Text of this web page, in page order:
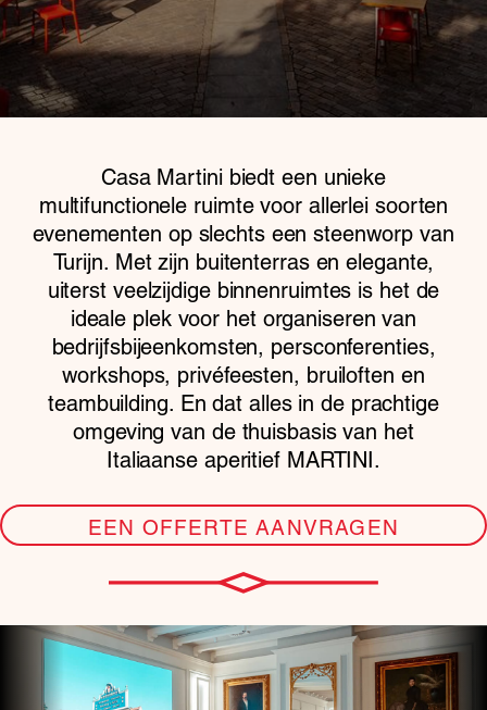
Casa Martini biedt een unieke
multifunctionele ruimte voor allerlei soorten
evenementen op slechts een steenworp van
Turijn. Met zijn buitenterras en elegante,
uiterst veelzijdige binnenruimtes is het de
ideale plek voor het organiseren van
bedrijfsbijeenkomsten, persconferenties,
workshops, privéfeesten, bruiloften en
teambuilding. En dat alles in de prachtige
omgeving van de thuisbasis van het
Italiaanse aperitief MARTINI.
EEN OFFERTE AANVRAGEN